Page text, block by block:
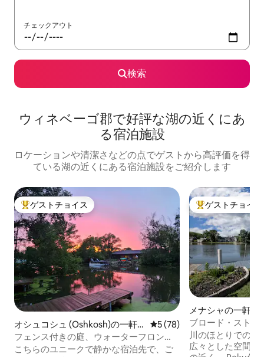
チェックアウト
検索
ウィネベーゴ郡で好評な湖の近くにあ
る宿泊施設
ロケーションや清潔さなどの点でゲストから高評価を得
ている湖の近くにある宿泊施設をご紹介します
大好評のゲストチョイスです。
ゲストチョイス
オシュコシュ (Oshkosh)の一軒
家
レビュー78件、5つ星中5つ
5 (78)
フェンス付きの庭、ウォーターフロン
ト、ドック、快適で爽やか
こちらのユニークで静かな宿泊先で、ご
大好評のゲスト
ゲストチョイス
メナシャの一軒家
ブロード・ストリ
リトリート、リ
川のほとりでの休
広々とした空間、